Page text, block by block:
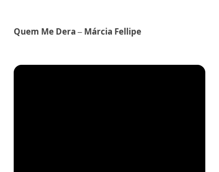
Quem Me Dera – Márcia Fellipe